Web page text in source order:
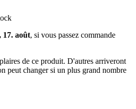
août, si vous passez commande
de ce produit. D'autres arriveront
peut changer si un plus grand nombre